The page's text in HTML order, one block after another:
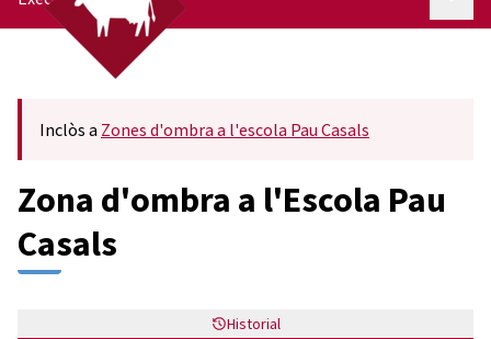
Inclòs a Zones d'ombra a l'escola Pau Casals
Zona d'ombra a l'Escola Pau
Casals
Historial